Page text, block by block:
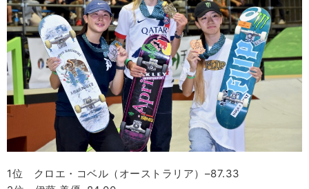
1位 クロエ・コベル（オーストラリア）–87.33